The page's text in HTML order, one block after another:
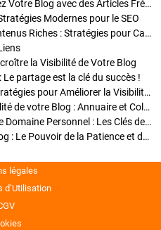
Stratégies de Publication : Boostez Votre Blog avec des Articles Fréquents et Exclusifs
Modernes pour le SEO
Enrichir Vos Articles avec des Contenus Riches : Stratégies pour Captiver et Optimiser
la Visibilité de Votre Blog
partage est la clé du succès !
Optimisation SEO des Articles : Stratégies pour Améliorer la Visibilité de Votre Blog
Stratégies pour améliorer la visibilité de votre Blog : Annuaire et Collaborations
Pourquoi Investir dans un Nom de Domaine Personnel : Les Clés de la Réussite de Votre Blog
Comment Faire Émerger Votre Blog : Le Pouvoir de la Patience et de la Persévérance
légales
d’Utilisation